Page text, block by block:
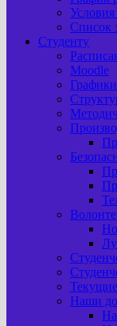
Список
Студенту
Moodle
Наши